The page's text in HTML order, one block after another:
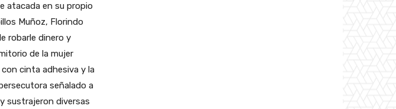
atacada en su propio
Muñoz, Florindo
robarle dinero y
de la mujer
cinta adhesiva y la
señalado a
sustrajeron diversas